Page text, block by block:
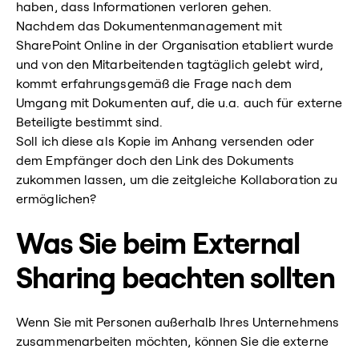
haben, dass Informationen verloren gehen.
Nachdem das Dokumentenmanagement mit
SharePoint Online in der Organisation etabliert wurde
und von den Mitarbeitenden tagtäglich gelebt wird,
kommt erfahrungsgemäß die Frage nach dem
Umgang mit Dokumenten auf, die u.a. auch für externe
Beteiligte bestimmt sind.
Soll ich diese als Kopie im Anhang versenden oder
dem Empfänger doch den Link des Dokuments
zukommen lassen, um die zeitgleiche Kollaboration zu
ermöglichen?
Was Sie beim External
Sharing beachten sollten
Wenn Sie mit Personen außerhalb Ihres Unternehmens
zusammenarbeiten möchten, können Sie die externe